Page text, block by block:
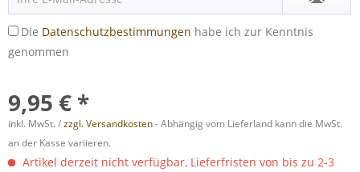
Die Datenschutzbestimmungen habe ich zur Kenntnis
genommen
9,95 € *
inkl. MwSt. /zzgl. Versandkosten- Abhängig vom Lieferland kann die MwSt.
an der Kasse variieren.
Artikel derzeit nicht verfügbar, Lieferfristen von bis zu 2-3